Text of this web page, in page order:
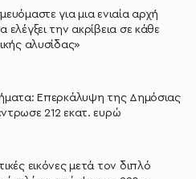
για μια ενιαία αρχή
την ακρίβεια σε κάθε
αλυσίδας»
Επερκάλυψη της Δημόσιας
212 εκατ. ευρώ
εικόνες μετά τον διπλό